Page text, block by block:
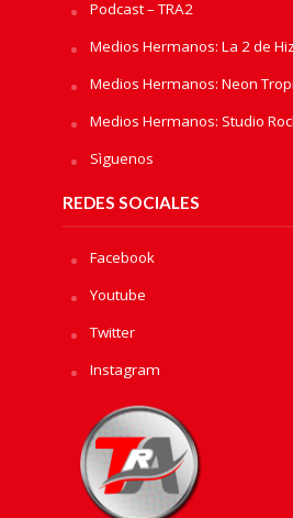
Podcast – TRA2
Medios Hermanos: La 2 de Hiz
Medios Hermanos: Neon
Medios Hermanos: Studio
Sìguenos
REDES SOCIALES
Facebook
Youtube
Twitter
Instagram